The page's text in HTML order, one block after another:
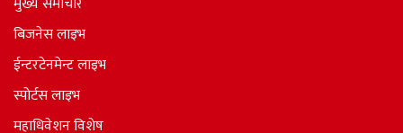
बिजनेस लाइभ
ईन्टरटेनमेन्ट लाइभ
स्पोर्टस लाइभ
महाधिवेशन विशेष